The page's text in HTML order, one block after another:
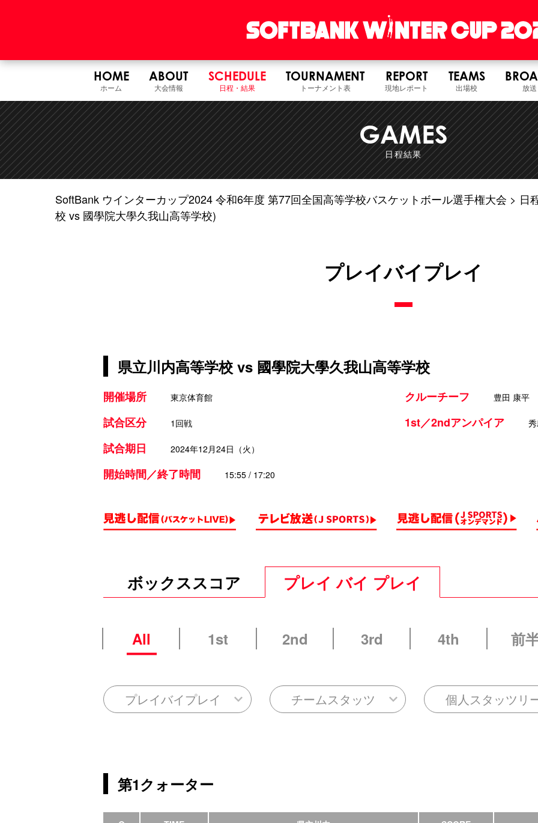
HOME
ホーム
ABOUT
大会情報
SCHEDULE
日程・結果
TOURNAMENT
トーナメント表
REPORT
現地レポート
TEAMS
出場校 放
GAMES
日程結果
SoftBank ウインターカップ2024 令和6年度 第77回全国高等学校バスケットボール選手権大会 日
校 vs 國學院大學久我山高等学校)
プレイバイプレイ
県立川内高等学校 vs 國學院大學久我山高等学校
開催場所 東京体育館
試合区分 1回戦
試合期日 2024年12月24日（火）
開始時間／終了時間 15:55 / 17:20
クルーチーフ 豊田 康平
1st／2ndアンパイア
ボックススコア プレイ バイ プレイ
All 1st 2nd 3rd 4th 前
プレイバイプレイ チームスタッツ 個人スタッツリ
第1クォーター